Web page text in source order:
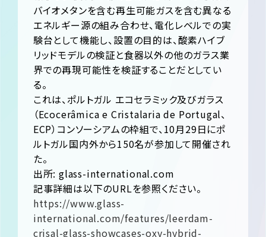
バイオメタンを含む再生可能ガスを含む異なる
エネルギー源の組み合わせ、電化レベルでの実
験台として機能し、設置の目的は、酸素ハイブ
リッドモデルの検証と食器以外の他のガラス業
界での再現可能性を検証することだとしてい
る。
これは、ポルトガル エコセラミック及びガラス
（Ecocerâmica e Cristalaria de Portugal、
ECP）コンソーシアムの枠組で、10月29日にポ
ルトガル国内外から150名が参加して開催され
た。
出所: glass-international.com
記事詳細は以下のURLを参照ください。
https://www.glass-
international.com/features/leerdam-
crisal-glass-showcases-oxy-hybrid-